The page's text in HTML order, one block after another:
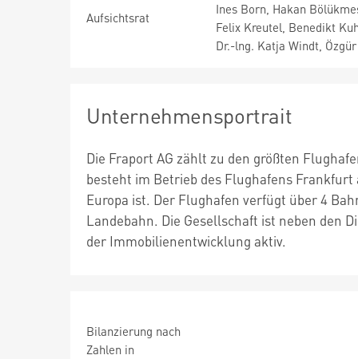
Aufsichtsrat
Ines Born, Hakan
Felix Kreutel, Benedikt
Dr.-lng. Katja Windt,
Unternehmensportrait
Die Fraport AG zählt zu den größten
besteht im Betrieb des Flughafens
Europa ist. Der Flughafen verfügt über 4
Landebahn. Die Gesellschaft ist neben den
der Immobilienentwicklung aktiv.
Bilanzierung nach
Zahlen in